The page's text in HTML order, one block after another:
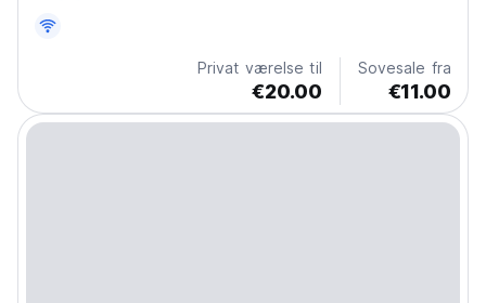
Privat værelse til
€20.00
Sovesale fra
€11.00